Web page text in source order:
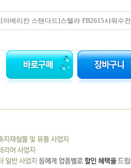
[아메리칸 스탠다드]스텔라 FB2615샤워수전